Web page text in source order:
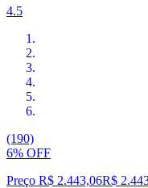
4.5
(190)
6% OFF
Preço R$ 2.443,06R$